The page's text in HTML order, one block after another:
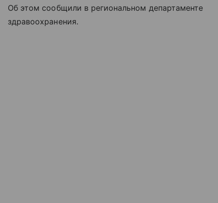
Об этом сообщили в региональном департаменте
здравоохранения.